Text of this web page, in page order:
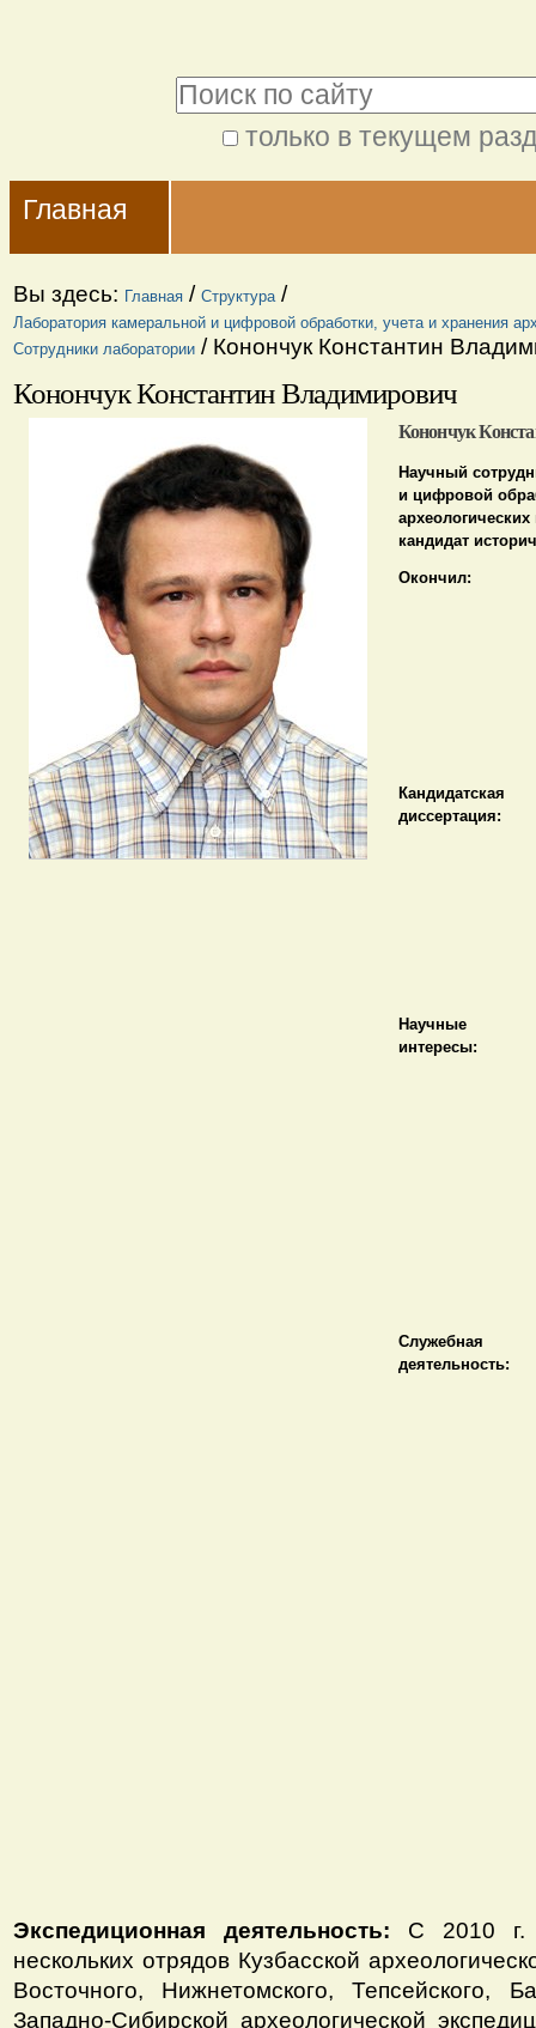
содержимому.
Перейти
навигации
только в текущем
поиск
Navigation
Главная
Вы здесь: Главная / Структура /
Лаборатория камеральной и цифровой обработки, учета и хранения
Сотрудники лаборатории / Конончук Константин
Конончук Константин Владимирович
Конончук
Научный
и цифровой
кандидат
Окончил:
Кандидатская
диссертация:
Научные
интересы:
Служебная
деятельность:
Экспедиционная деятельность: С 2010 г.
нескольких отрядов Кузбасской
Восточного, Нижнетомского, Тепсейского,
Западно-Сибирской археологической